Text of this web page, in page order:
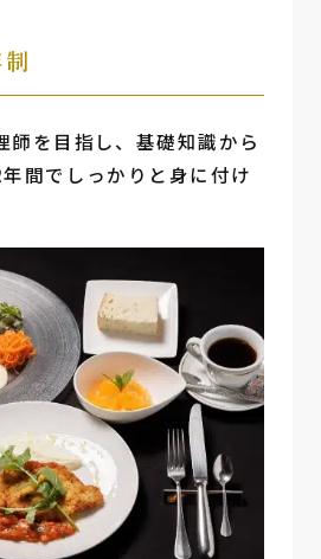
師を目指し、基礎知識から
間でしっかりと身に付け